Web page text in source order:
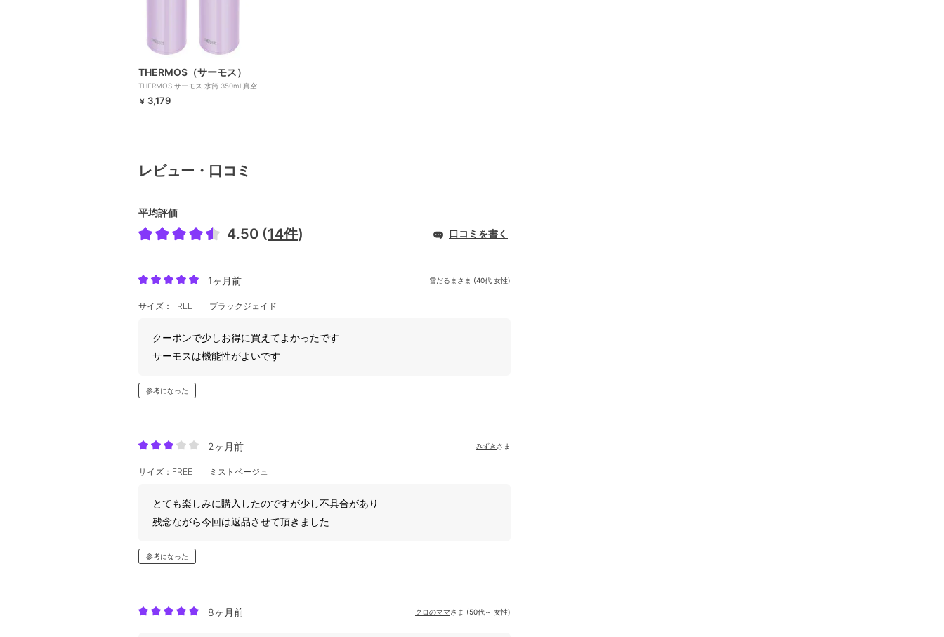
THERMOS（サーモス）
THERMOS サーモス 水筒 350ml 真空
断熱ケータイマグ
￥ 3,179
レビュー・口コミ
平均評価
4.50 (14件) 口コミを書く
1ヶ月前 雪だるま さま (40代 女性)
サイズ：FREE ブラックジェイド
クーポンで少しお得に買えてよかったです
サーモスは機能性がよいです
参考になった
2ヶ月前 みずき さま
サイズ：FREE ミストベージュ
とても楽しみに購入したのですが少し不具合があり
残念ながら今回は返品させて頂きました
参考になった
8ヶ月前 クロのママさま (50代～ 女性)